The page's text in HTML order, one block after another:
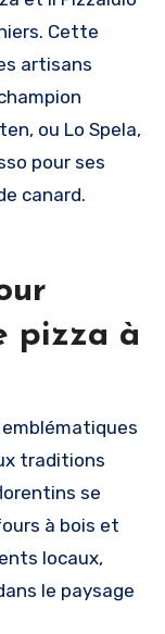
Cette
artisans
ou Lo Spela,
pour ses
canard.
pizza à
traditions
se
à bois et
locaux,
le paysage